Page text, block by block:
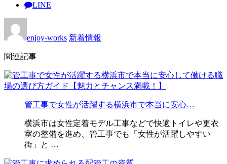
LINE
enjoy-works 新着情報
関連記事
管工事で女性が活躍する横浜市で本当に安心…
横浜市は女性定着モデル工事などで快適トイレや更衣
室の整備を進め、管工事でも「女性が活躍しやすい
街」と …